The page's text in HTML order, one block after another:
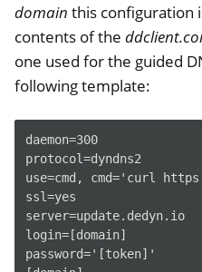
domain this configuration
contents of the
one used for the guided
following template:
daemon=300
protocol=dyndns2
use=cmd, cmd='curl
ssl=yes
server=update.dedyn.io
login=[domain]
password='[token]'